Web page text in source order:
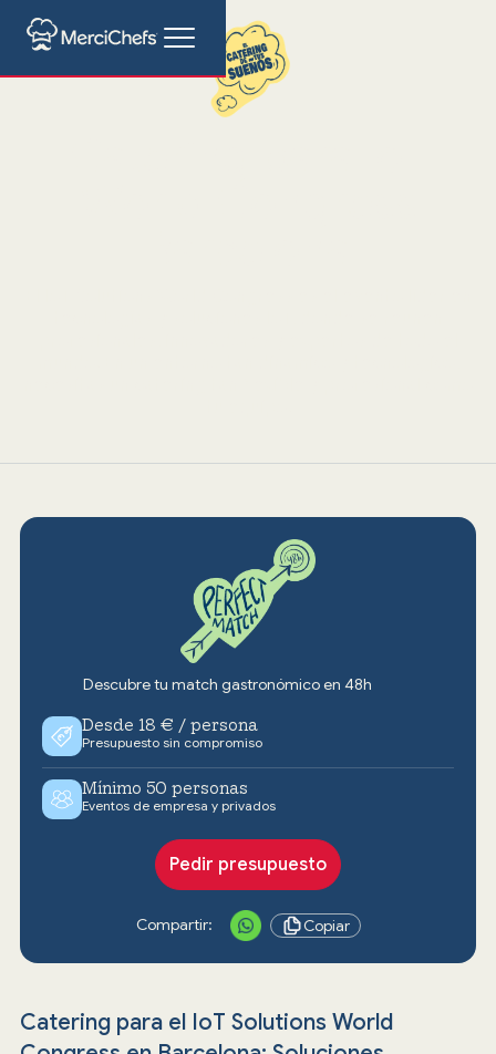
Catering para el IoT Solutions World
Descubre tu match gastronómico en 48h
Desde 18 € / persona
Presupuesto sin compromiso
Mínimo 50 personas
Eventos de empresa y privados
Pedir presupuesto
Compartir: Copiar